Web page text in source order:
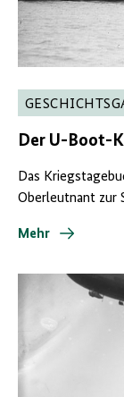
Der U-Boot-
Das
Oberleutnant zur
Mehr